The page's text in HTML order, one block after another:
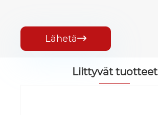
Lähetä
Liittyvät tuotteet